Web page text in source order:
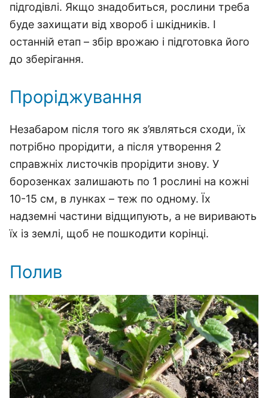
підгодівлі. Якщо знадобиться, рослини треба
буде захищати від хвороб і шкідників. І
останній етап – збір врожаю і підготовка його
до зберігання.
Проріджування
Незабаром після того як з’являться сходи, їх
потрібно прорідити, а після утворення 2
справжніх листочків прорідити знову. У
борозенках залишають по 1 рослині на кожні
10-15 см, в лунках – теж по одному. Їх
надземні частини відщипують, а не виривають
їх із землі, щоб не пошкодити корінці.
Полив